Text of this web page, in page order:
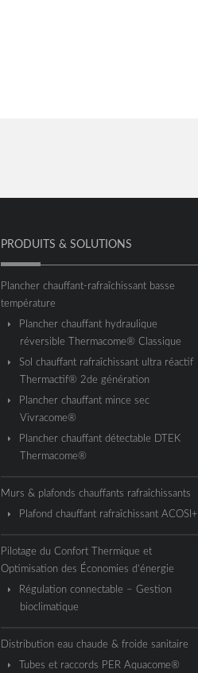
PRODUITS & SOLUTIONS
Plancher chauffant-rafraîchissant basse
température
Plancher chauffant hydraulique
réversible Thermacome® Classique
Sol chauffant rafraîchissant ultra réactif
Thermactif® 2de génération
Plancher chauffant mince sec
Vivracome®
Plancher chauffant détectable DTEK
Thermacome®
Murs & plafonds chauffants rafraîchissants
Plafond chauffant rafraîchissant ACOSI+
Pilotage du Confort Thermique et
Optimisation des Économies d’énergie
Régulation connectable – Gestion
bioclimatique
Distribution eau chaude & froide sanitaire
Tubes et raccords PER Aquacome®